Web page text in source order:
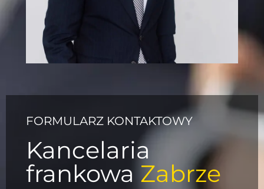
FORMULARZ KONTAKTOWY
Kancelaria
frankowa Zabrze